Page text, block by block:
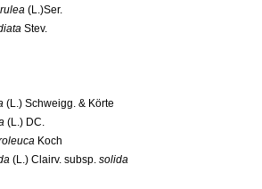
(L.)Ser.
Stev.
(L.) Schweigg. & Körte
(L.) DC.
Koch
(L.) Clairv. subsp. solida